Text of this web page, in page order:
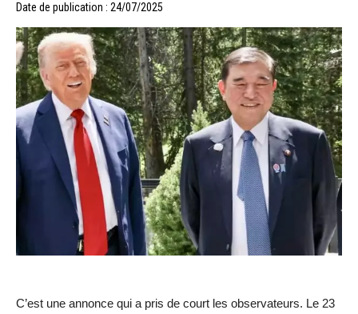
Date de publication : 24/07/2025
C’est une annonce qui a pris de court les observateurs. Le 23